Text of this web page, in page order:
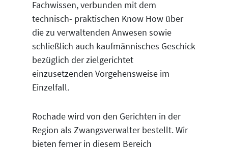
Fachwissen, verbunden mit dem
technisch- praktischen Know How über
die zu verwaltenden Anwesen sowie
schließlich auch kaufmännisches Geschick
bezüglich der zielgerichtet
einzusetzenden Vorgehensweise im
Einzelfall.
Rochade wird von den Gerichten in der
Region als Zwangsverwalter bestellt. Wir
bieten ferner in diesem Bereich